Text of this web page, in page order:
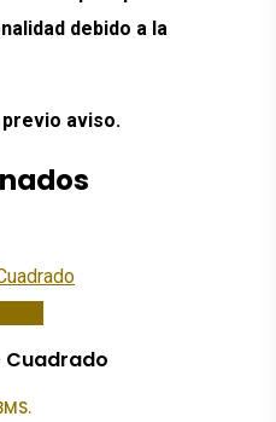
debido a la
aviso.
Cuadrado